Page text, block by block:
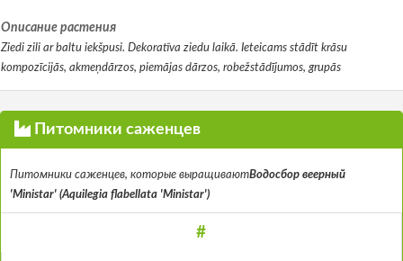
Описание растения
Ziedi zili ar baltu iekšpusi. Dekoratīva ziedu laikā. Ieteicams stādīt krāsu
kompozīcijās, akmeņdārzos, piemājas dārzos, robežstādījumos, grupās
Питомники саженцев
Питомники саженцев, которые выращиваютВодосбор веерный
'Ministar' (Aquilegia flabellata 'Ministar')
#